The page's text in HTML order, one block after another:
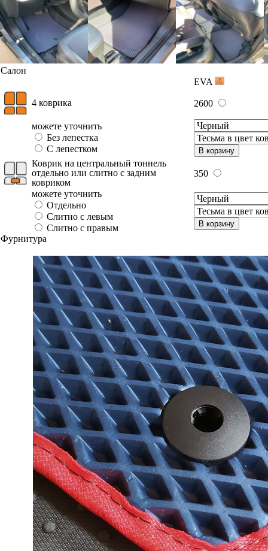
Салон
EVA
4 коврика 2600
можете уточнить
Без лепестка
С лепестком
В корзину
Коврик на центральный тоннель
отдельно или слитно с задним
ковриком
350
можете уточнить
Отдельно
Слитно с левым
Слитно с правым
В корзину
Фурнитура